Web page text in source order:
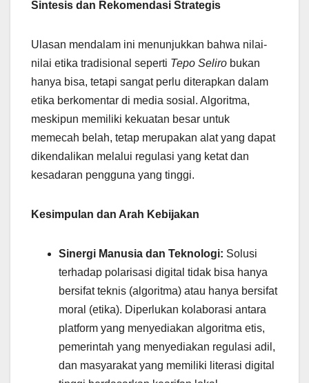
Sintesis dan Rekomendasi Strategis
Ulasan mendalam ini menunjukkan bahwa nilai-
nilai etika tradisional seperti Tepo Seliro bukan
hanya bisa, tetapi sangat perlu diterapkan dalam
etika berkomentar di media sosial. Algoritma,
meskipun memiliki kekuatan besar untuk
memecah belah, tetap merupakan alat yang dapat
dikendalikan melalui regulasi yang ketat dan
kesadaran pengguna yang tinggi.
Kesimpulan dan Arah Kebijakan
Sinergi Manusia dan Teknologi: Solusi
terhadap polarisasi digital tidak bisa hanya
bersifat teknis (algoritma) atau hanya bersifat
moral (etika). Diperlukan kolaborasi antara
platform yang menyediakan algoritma etis,
pemerintah yang menyediakan regulasi adil,
dan masyarakat yang memiliki literasi digital